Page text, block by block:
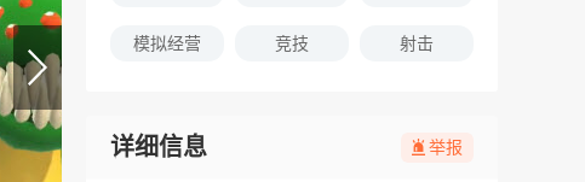
模拟经营 竞技 射击
详细信息 举报